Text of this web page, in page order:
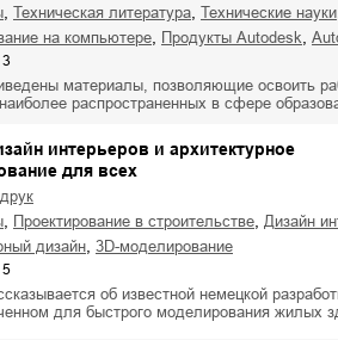
Забытая земля
о судьбе Кировоградской
Сергей Николаевич Сидоренко
техническая литература технические науки
на компьютере продукты Autodesk
3
материалы, позволяющие освоить
распространенных в сфере
интерьеров и архитектурное
для всех
проектирование в строительстве дизайн
дизайн 3D-моделирование
5
об известной немецкой
для быстрого моделирования жилых